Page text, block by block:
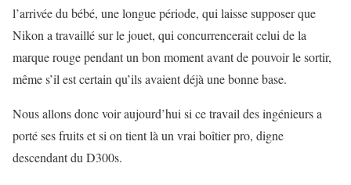
l’arrivée du bébé, une longue période, qui laisse supposer que
Nikon a travaillé sur le jouet, qui concurrencerait celui de la
marque rouge pendant un bon moment avant de pouvoir le sortir,
même s’il est certain qu’ils avaient déjà une bonne base.
Nous allons donc voir aujourd’hui si ce travail des ingénieurs a
porté ses fruits et si on tient là un vrai boîtier pro, digne
descendant du D300s.